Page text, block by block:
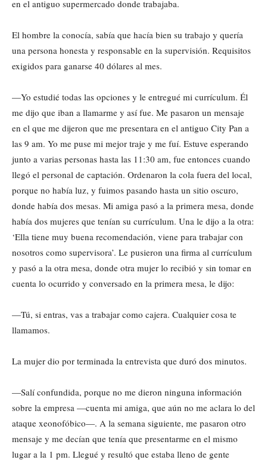
en el antiguo supermercado donde trabajaba.
El hombre la conocía, sabía que hacía bien su trabajo y quería
una persona honesta y responsable en la supervisión. Requisitos
exigidos para ganarse 40 dólares al mes.
—Yo estudié todas las opciones y le entregué mi currículum. Él
me dijo que iban a llamarme y así fue. Me pasaron un mensaje
en el que me dijeron que me presentara en el antiguo City Pan a
las 9 am. Yo me puse mi mejor traje y me fuí. Estuve esperando
junto a varias personas hasta las 11:30 am, fue entonces cuando
llegó el personal de captación. Ordenaron la cola fuera del local,
porque no había luz, y fuimos pasando hasta un sitio oscuro,
donde había dos mesas. Mi amiga pasó a la primera mesa, donde
había dos mujeres que tenían su currículum. Una le dijo a la otra:
‘Ella tiene muy buena recomendación, viene para trabajar con
nosotros como supervisora’. Le pusieron una firma al currículum
y pasó a la otra mesa, donde otra mujer lo recibió y sin tomar en
cuenta lo ocurrido y conversado en la primera mesa, le dijo:
—Tú, si entras, vas a trabajar como cajera. Cualquier cosa te
llamamos.
La mujer dio por terminada la entrevista que duró dos minutos.
—Salí confundida, porque no me dieron ninguna información
sobre la empresa —cuenta mi amiga, que aún no me aclara lo del
ataque xeonofóbico—. A la semana siguiente, me pasaron otro
mensaje y me decían que tenía que presentarme en el mismo
lugar a la 1 pm. Llegué y resultó que estaba lleno de gente